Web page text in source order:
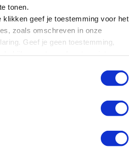
tonen.
klikken geef je toestemming voor het
zoals omschreven in onze
Geef je geen toestemming,
kort